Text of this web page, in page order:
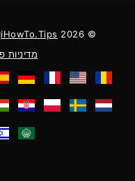
© 2026
iHowTo.Tips
מדיניות